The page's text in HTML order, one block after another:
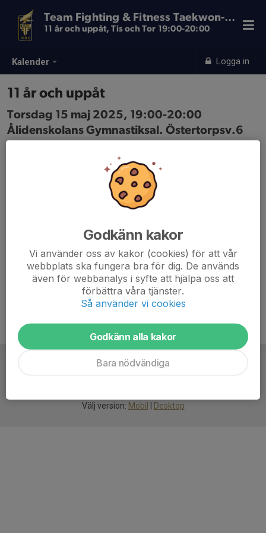
Kalender Logga in
Team Fighting & Fitness Taekwon-Do
11 år och uppåt, Tis och Tor 19:00-20:00
11 år och uppåt
Torsdag 15 maj 2025, 19:00-20:00
Ålidenskolans Gymnastiksal. Östertorpsv.6
Välj version: Mobil Desktop
Godkänn kakor
Vi använder oss av kakor (cookies) för att vår
webbplats ska fungera bra för dig. De används
även för webbanalys i syfte att hjälpa oss att
förbättra våra tjänster.
Så använder vi cookies
Godkänn alla kakor
Bara nödvändiga